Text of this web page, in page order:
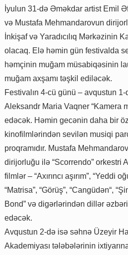
İyulun 31-də Əməkdar artist Emil
və Mustafa Mehmandarovun
İnkişaf və Yaradıcılıq Mərkəzinin
olacaq. Elə həmin gün festivalda
həmçinin muğam müsabiqəsinin
muğam axşamı təşkil ediləcək.
Festivalın 4-cü günü – avqustun
Aleksandr Maria Vaqner “Kamera
edəcək. Həmin gecənin daha bir
kinofilmlərindən sevilən musiqi
proqramıdır. Mustafa
dirijorluğu ilə “Scorrendo” orkestri
filmlər – “Axırıncı aşırım”, “Yeddi
“Matrisa”, “Görüş”, “Cangüdən“,
Bond” və digərlərindən dillər
edəcək.
Avqustun 2-də isə səhnə Üzeyir
Akademiyası tələbələrinin